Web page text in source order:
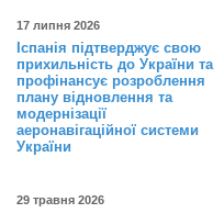
17 липня 2026
Іспанія підтверджує свою
прихильність до України та
профінансує розроблення
плану відновлення та
модернізації
аеронавігаційної системи
України
29 травня 2026